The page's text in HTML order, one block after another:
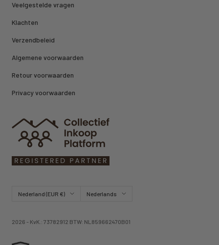
Veelgestelde vragen
Klachten
Verzendbeleid
Algemene voorwaarden
Retour voorwaarden
Privacy voorwaarden
Land/regio Nederland (EUR €) TaalNederlands
2026 - KvK.: 73782912 BTW: NL859662470B01